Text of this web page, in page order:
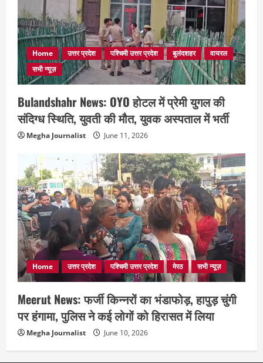
Home उत्तर प्रदेश पश्चिमी उत्तर प्रदेश बुलंदशहर
वायरल
सभी न्यूज़
Bulandshahr News: OYO होटल में प्रेमी युगल की
संदिग्ध स्थिति, युवती की मौत, युवक अस्पताल में भर्ती
Megha Journalist June 11, 2026
Home उत्तर प्रदेश पश्चिमी उत्तर प्रदेश मेरठ सभी न्यूज़
Meerut News: फर्जी किन्नरों का भंडाफोड़, हापुड़ चुंगी
पर हंगामा, पुलिस ने कई लोगों को हिरासत में लिया
Megha Journalist June 10, 2026